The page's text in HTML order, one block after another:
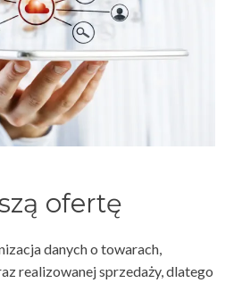
ofertę
danych o towarach,
realizowanej sprzedaży, dlatego